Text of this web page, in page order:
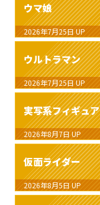
ウマ娘
2026年7月25日 UP
ウルトラマン
2026年7月25日 UP
実写系フィギュア
2026年8月7日 UP
仮面ライダー
2026年8月5日 UP